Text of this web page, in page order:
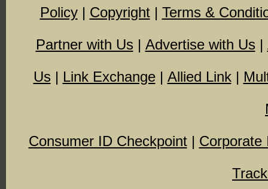
Policy| Copyright| Terms &
Partner with Us | Advertise with Us |
Us | Link Exchange| Allied Link|
Consumer ID Checkpoint| Corporate